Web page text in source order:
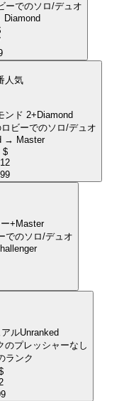
ーでのソロ/デュオ
人気
ンド 2+ Diamond
ビーでのソロ/デュオ
→ Master
$
12
99
+Master
でのソロ/デュオ
ルUnranked
のプレッシャーなし
ランク